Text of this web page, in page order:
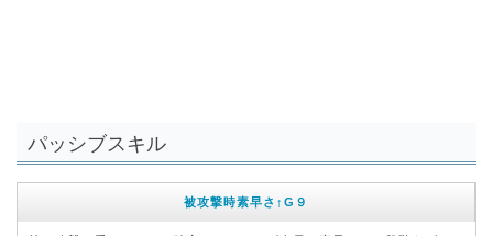
パッシブスキル
被攻撃時素早さ↑G９